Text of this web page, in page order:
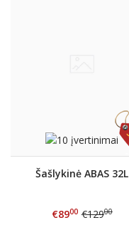
Šašlykinė ABAS 32L
€8900 €12900